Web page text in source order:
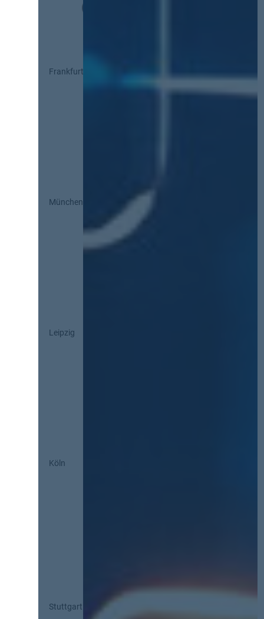
Frankfurt
München
Leipzig
Köln
Stuttgart